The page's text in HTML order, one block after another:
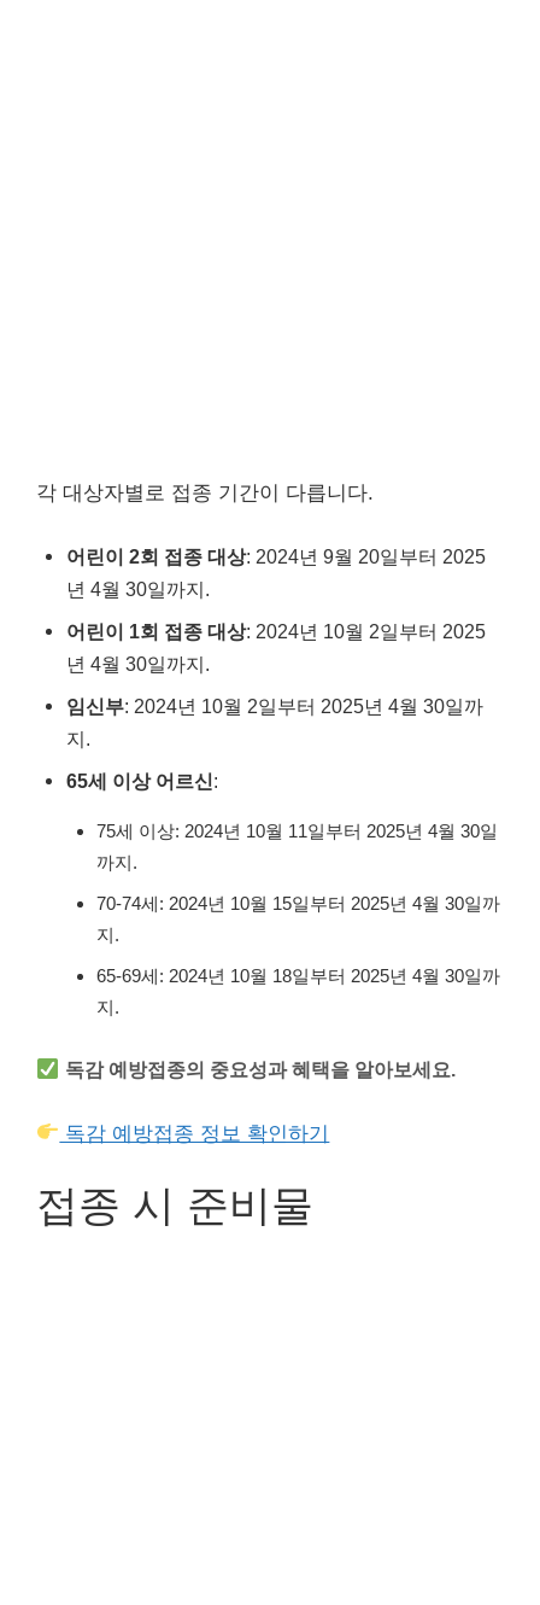
각 대상자별로 접종 기간이 다릅니다.
어린이 2회 접종 대상: 2024년 9월 20일부터 2025
년 4월 30일까지.
어린이 1회 접종 대상: 2024년 10월 2일부터 2025
년 4월 30일까지.
임신부: 2024년 10월 2일부터 2025년 4월 30일까
지.
65세 이상 어르신:
75세 이상: 2024년 10월 11일부터 2025년 4월 30일
까지.
70-74세: 2024년 10월 15일부터 2025년 4월 30일까
지.
65-69세: 2024년 10월 18일부터 2025년 4월 30일까
지.
독감 예방접종의 중요성과 혜택을 알아보세요.
독감 예방접종 정보 확인하기
접종 시 준비물